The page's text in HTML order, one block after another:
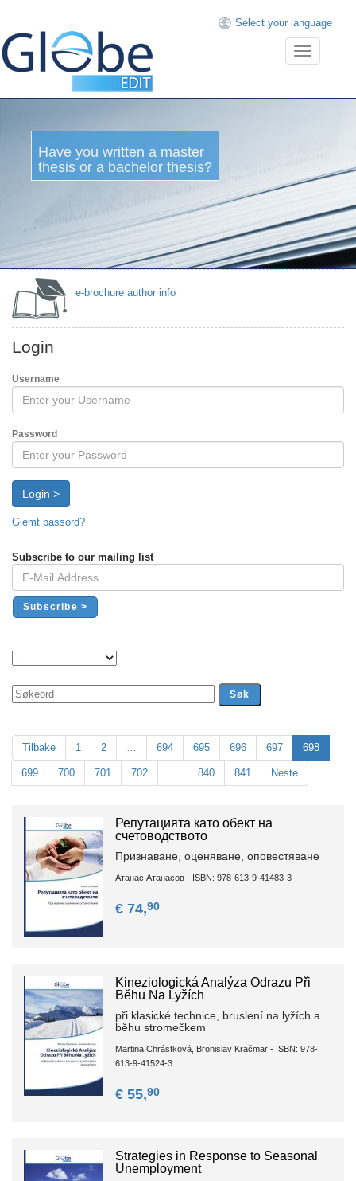
Select your language
Toggle
navigation
written
master
thesis?
e-brochure author info
Login
Username
Password
Login >
Glemt passord?
Subscribe to our mailing list
Tilbake 1 2 694 695 696 697 698
699 700 701 702 840 841 Neste
Репутацията като обект на
счетоводството
Признаване, оценяване, оповестяване
Атанас Атанасов - ISBN: 978-613-9-41483-3
€ 74,90
Kineziologická Analýza Odrazu Při
Běhu Na Lyžích
při klasické technice, bruslení na lyžích a
běhu stromečkem
Martina Chrástková, Bronislav Kračmar - ISBN: 978-
613-9-41524-3
€ 55,90
Strategies in Response to Seasonal
Unemployment